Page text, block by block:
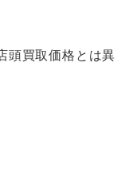
頭買取価格とは異